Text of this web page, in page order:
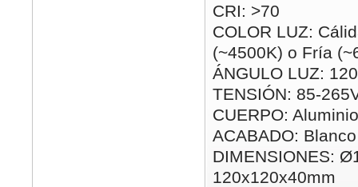
CRI: >70
COLOR LUZ:
(~4500K) o Fría
ÁNGULO LUZ:
TENSIÓN: 85-
CUERPO: Aluminio
ACABADO: Blanco
DIMENSIONES:
120x120x40mm